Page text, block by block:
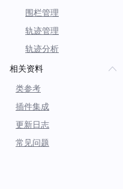
围栏管理
轨迹管理
轨迹分析
相关资料
类参考
插件集成
更新日志
常见问题